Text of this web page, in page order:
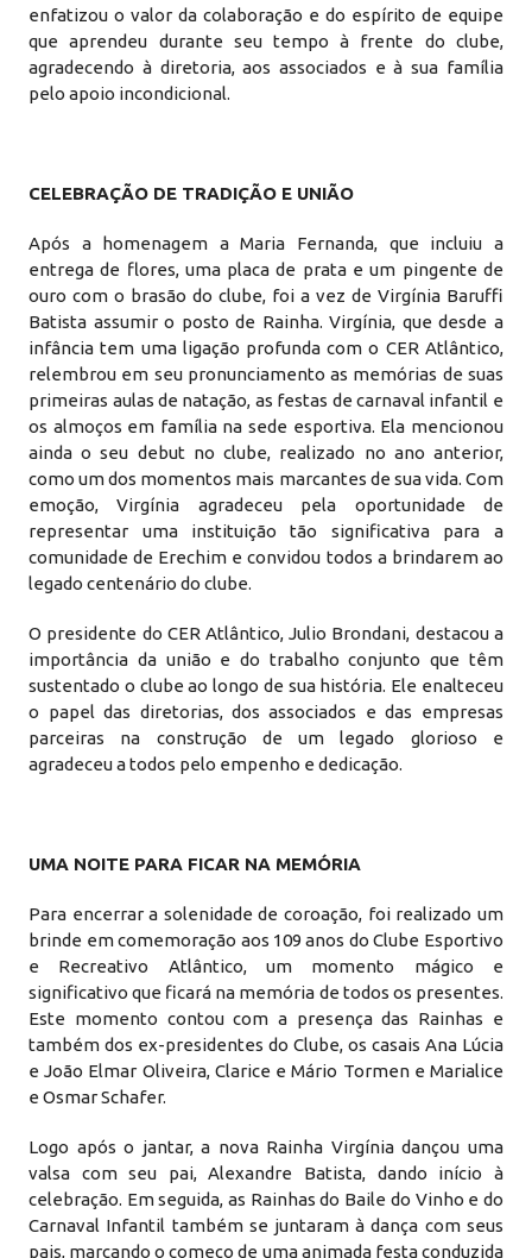
enfatizou o valor da colaboração e do espírito de equipe
que aprendeu durante seu tempo à frente do clube,
agradecendo à diretoria, aos associados e à sua família
pelo apoio incondicional.
CELEBRAÇÃO DE TRADIÇÃO E UNIÃO
Após a homenagem a Maria Fernanda, que incluiu a
entrega de flores, uma placa de prata e um pingente de
ouro com o brasão do clube, foi a vez de Virgínia Baruffi
Batista assumir o posto de Rainha. Virgínia, que desde a
infância tem uma ligação profunda com o CER Atlântico,
relembrou em seu pronunciamento as memórias de suas
primeiras aulas de natação, as festas de carnaval infantil e
os almoços em família na sede esportiva. Ela mencionou
ainda o seu debut no clube, realizado no ano anterior,
como um dos momentos mais marcantes de sua vida. Com
emoção, Virgínia agradeceu pela oportunidade de
representar uma instituição tão significativa para a
comunidade de Erechim e convidou todos a brindarem ao
legado centenário do clube.
O presidente do CER Atlântico, Julio Brondani, destacou a
importância da união e do trabalho conjunto que têm
sustentado o clube ao longo de sua história. Ele enalteceu
o papel das diretorias, dos associados e das empresas
parceiras na construção de um legado glorioso e
agradeceu a todos pelo empenho e dedicação.
UMA NOITE PARA FICAR NA MEMÓRIA
Para encerrar a solenidade de coroação, foi realizado um
brinde em comemoração aos 109 anos do Clube Esportivo
e Recreativo Atlântico, um momento mágico e
significativo que ficará na memória de todos os presentes.
Este momento contou com a presença das Rainhas e
também dos ex-presidentes do Clube, os casais Ana Lúcia
e João Elmar Oliveira, Clarice e Mário Tormen e Marialice
e Osmar Schafer.
Logo após o jantar, a nova Rainha Virgínia dançou uma
valsa com seu pai, Alexandre Batista, dando início à
celebração. Em seguida, as Rainhas do Baile do Vinho e do
Carnaval Infantil também se juntaram à dança com seus
pais, marcando o começo de uma animada festa conduzida